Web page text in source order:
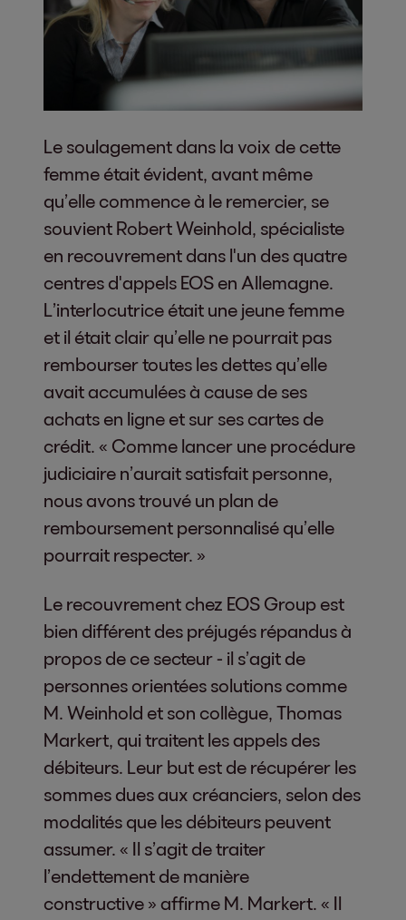
Le soulagement dans la voix de cette
femme était évident, avant même
qu’elle commence à le remercier, se
souvient Robert Weinhold, spécialiste
en recouvrement dans l'un des quatre
centres d'appels EOS en Allemagne.
L’interlocutrice était une jeune femme
et il était clair qu’elle ne pourrait pas
rembourser toutes les dettes qu’elle
avait accumulées à cause de ses
achats en ligne et sur ses cartes de
crédit. « Comme lancer une procédure
judiciaire n’aurait satisfait personne,
nous avons trouvé un plan de
remboursement personnalisé qu’elle
pourrait respecter. »
Le recouvrement chez EOS Group est
bien différent des préjugés répandus à
propos de ce secteur - il s’agit de
personnes orientées solutions comme
M. Weinhold et son collègue, Thomas
Markert, qui traitent les appels des
débiteurs. Leur but est de récupérer les
sommes dues aux créanciers, selon des
modalités que les débiteurs peuvent
assumer. « Il s’agit de traiter
l’endettement de manière
constructive » affirme M. Markert. « Il